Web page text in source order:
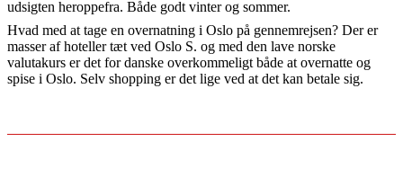
udsigten heroppefra. Både godt vinter og sommer.
Hvad med at tage en overnatning i Oslo på gennemrejsen? Der er
masser af hoteller tæt ved Oslo S. og med den lave norske
valutakurs er det for danske overkommeligt både at overnatte og
spise i Oslo. Selv shopping er det lige ved at det kan betale sig.